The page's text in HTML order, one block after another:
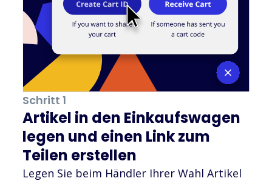
Schritt 1
Artikel in den Einkaufswagen
legen und einen Link zum
Teilen erstellen
Legen Sie beim Händler Ihrer Wahl Artikel